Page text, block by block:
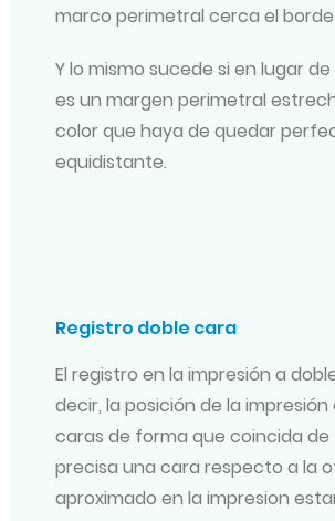
marco perimetral cerca el borde
Y lo mismo sucede si en lugar
es un margen perimetral
color que haya de quedar
equidistante.
Registro doble cara
El registro en la impresión a
decir, la posición de la impresión
caras de forma que coincida
precisa una cara respecto a la
aproximado en la impresion